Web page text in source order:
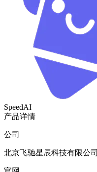
SpeedAI
产品详情
公司
北京飞驰星辰科技有限公司